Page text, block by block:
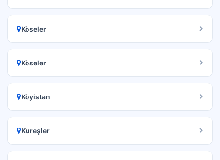
Köseler
Köseler
Köyistan
Kureşler